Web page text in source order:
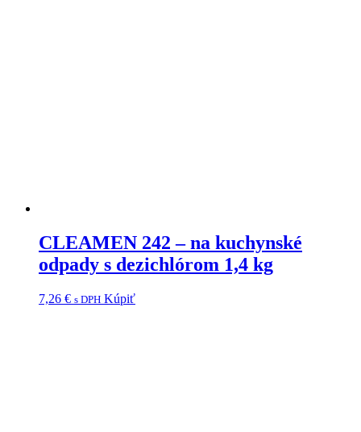
CLEAMEN 242 – na kuchynské
odpady s dezichlórom 1,4 kg
7,26 € s DPH Kúpiť